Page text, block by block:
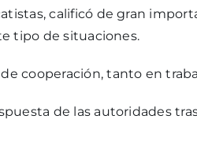
calificó de gran
tipo de situaciones.
cooperación, tanto en
de las autoridades